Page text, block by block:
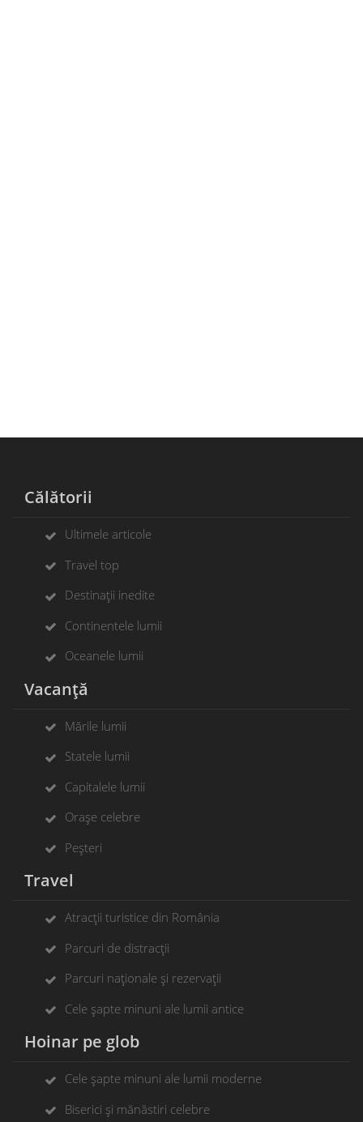
Călătorii
Ultimele articole
Travel top
Destinații inedite
Continentele lumii
Oceanele lumii
Vacanță
Mările lumii
Statele lumii
Capitalele lumii
Orașe celebre
Peșteri
Travel
Atracții turistice din România
Parcuri de distracții
Parcuri naționale și rezervații
Cele șapte minuni ale lumii antice
Hoinar pe glob
Cele șapte minuni ale lumii moderne
Biserici și mănăstiri celebre